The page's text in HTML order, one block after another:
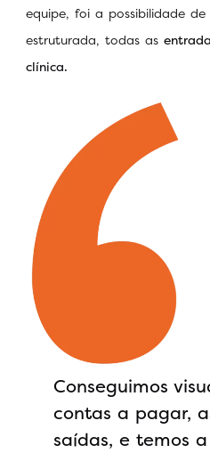
equipe, foi a possibilidade
estruturada, todas as
clínica.
Conseguimos
contas a pagar,
saídas, e temos